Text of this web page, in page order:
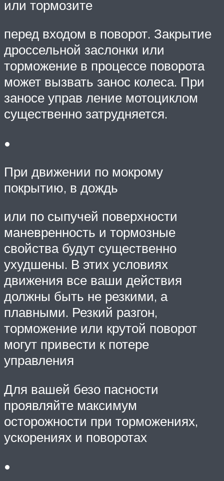
или тормозите
перед входом в поворот. Закрытие
дроссельной заслонки или
торможение в процессе поворота
может вызвать занос колеса. При
заносе управ ление мотоциклом
существенно затрудняется.
•
При движении по мокрому
покрытию, в дождь
или по сыпучей поверхности
маневренность и тормозные
свойства будут существенно
ухудшены. В этих условиях
движения все ваши действия
должны быть не резкими, а
плавными. Резкий разгон,
торможение или крутой поворот
могут привести к потере
управления
Для вашей безо пасности
проявляйте максимум
осторожности при торможениях,
ускорениях и поворотах
•